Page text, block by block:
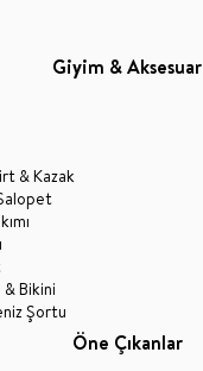
Giyim & Aksesuar
& Kazak
Bikini
Şortu
Öne Çıkanlar